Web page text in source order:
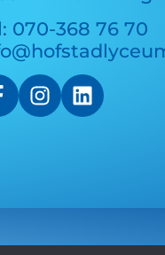
070-368 76 70